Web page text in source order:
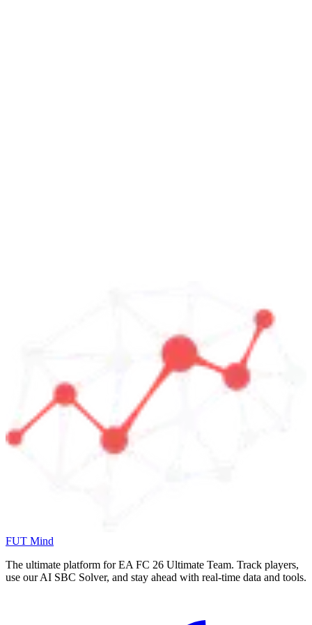
FUT Mind
The ultimate platform for EA FC 26 Ultimate Team. Track players,
use our AI SBC Solver, and stay ahead with real-time data and tools.